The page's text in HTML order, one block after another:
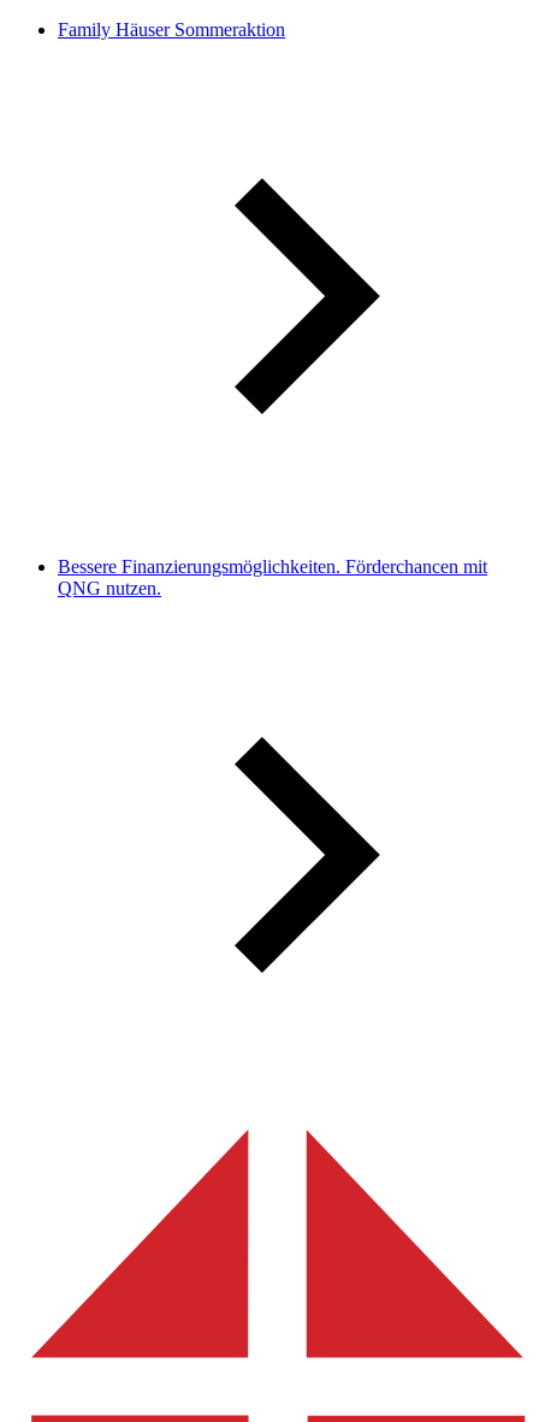
Family Häuser Sommeraktion
Bessere Finanzierungsmöglichkeiten. Förderchancen mit
QNG nutzen.